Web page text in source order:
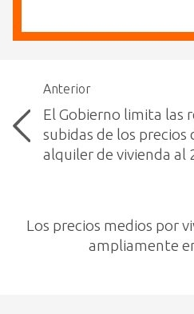
Anterior
El Gobierno limita las
subidas de los
alquiler de vivienda al
Los precios medios por
ampliamente